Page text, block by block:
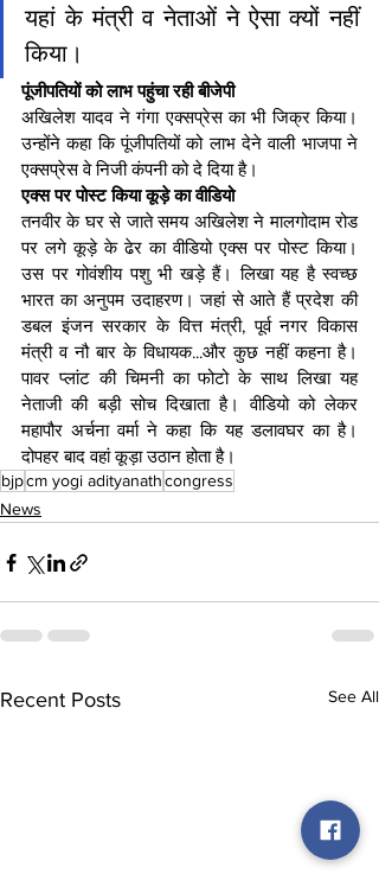
यहां के मंत्री व नेताओं ने ऐसा क्यों नहीं
किया।
पूंजीपतियों को लाभ पहुंचा रही बीजेपी
अखिलेश यादव ने गंगा एक्सप्रेस का भी जिक्र किया।
उन्होंने कहा कि पूंजीपतियों को लाभ देने वाली भाजपा ने
एक्सप्रेस वे निजी कंपनी को दे दिया है।
एक्स पर पोस्ट किया कूड़े का वीडियो
तनवीर के घर से जाते समय अखिलेश ने मालगोदाम रोड
पर लगे कूड़े के ढेर का वीडियो एक्स पर पोस्ट किया।
उस पर गोवंशीय पशु भी खड़े हैं। लिखा यह है स्वच्छ
भारत का अनुपम उदाहरण। जहां से आते हैं प्रदेश की
डबल इंजन सरकार के वित्त मंत्री, पूर्व नगर विकास
मंत्री व नौ बार के विधायक...और कुछ नहीं कहना है।
पावर प्लांट की चिमनी का फोटो के साथ लिखा यह
नेताजी की बड़ी सोच दिखाता है। वीडियो को लेकर
महापौर अर्चना वर्मा ने कहा कि यह डलावघर का है।
दोपहर बाद वहां कूड़ा उठान होता है।
bjpcm yogi adityanathcongress
News
Recent Posts See All